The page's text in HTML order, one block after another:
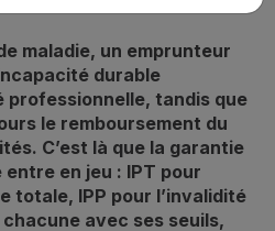
maladie, un emprunteur
durable
professionnelle, tandis que
le remboursement du
C’est là que la garantie
en jeu : IPT pour
totale, IPP pour l’invalidité
avec ses seuils,